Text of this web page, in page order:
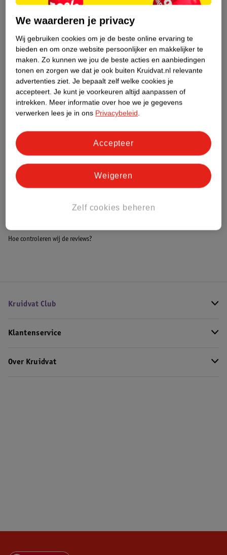
Productinformatie
Etiketinformatie
Nature Impact Score
Dit product heeft (nog) geen Nature
Impact Score.
Meer informatie
Bestel & Bezorginformatie
Hoe controleren wij de reviews?
Kruidvat Club
Klantenservice
Over Kruidvat
We waarderen je privacy
Wij gebruiken cookies om je de beste online ervaring te
bieden en om onze website persoonlijker en makkelijker te
maken. Zo kunnen we jou de beste acties en aanbiedingen
tonen en zorgen we dat je ook buiten Kruidvat.nl relevante
advertenties ziet. Je bepaalt zelf welke cookies je
accepteert. Je kunt je voorkeuren altijd aanpassen of
intrekken. Meer informatie over hoe we je gegevens
verwerken lees je in ons Privacybeleid.
Zelf cookies beheren
Weigeren
Accepteer